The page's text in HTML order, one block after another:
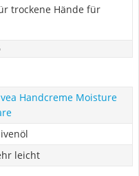
trockene Hände für
Handcreme Moisture
leicht